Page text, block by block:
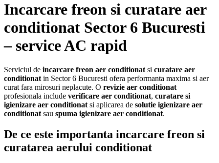
Incarcare freon si curatare aer
conditionat Sector 6 Bucuresti
– service AC rapid
Serviciul de incarcare freon aer conditionat si curatare aer
conditionat in Sector 6 Bucuresti ofera performanta maxima si aer
curat fara mirosuri neplacute. O revizie aer conditionat
profesionala include verificare aer conditionat, curatare si
igienizare aer conditionat si aplicarea de solutie igienizare aer
conditionat sau spuma igienizare aer conditionat.
De ce este importanta incarcare freon si
curatarea aerului conditionat